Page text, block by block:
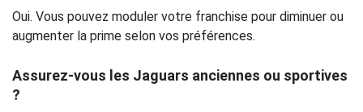
Oui. Vous pouvez moduler votre franchise pour diminuer ou
augmenter la prime selon vos préférences.
Assurez-vous les Jaguars anciennes ou sportives
?